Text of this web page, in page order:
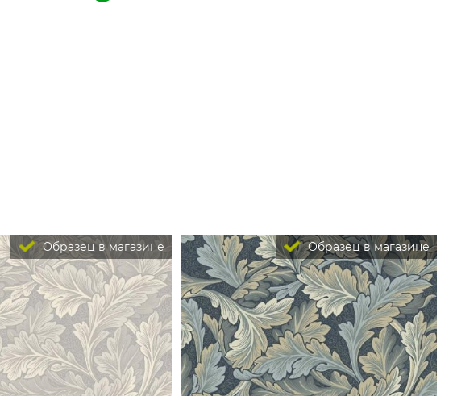
Образец в магазине Образец в магазине